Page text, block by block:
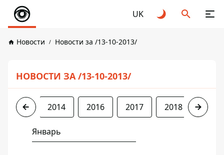
UK
Новости Новости за /13-10-2013/
НОВОСТИ ЗА /13-10-2013/
2013 2014 2016 2017 2018 2019
Январь